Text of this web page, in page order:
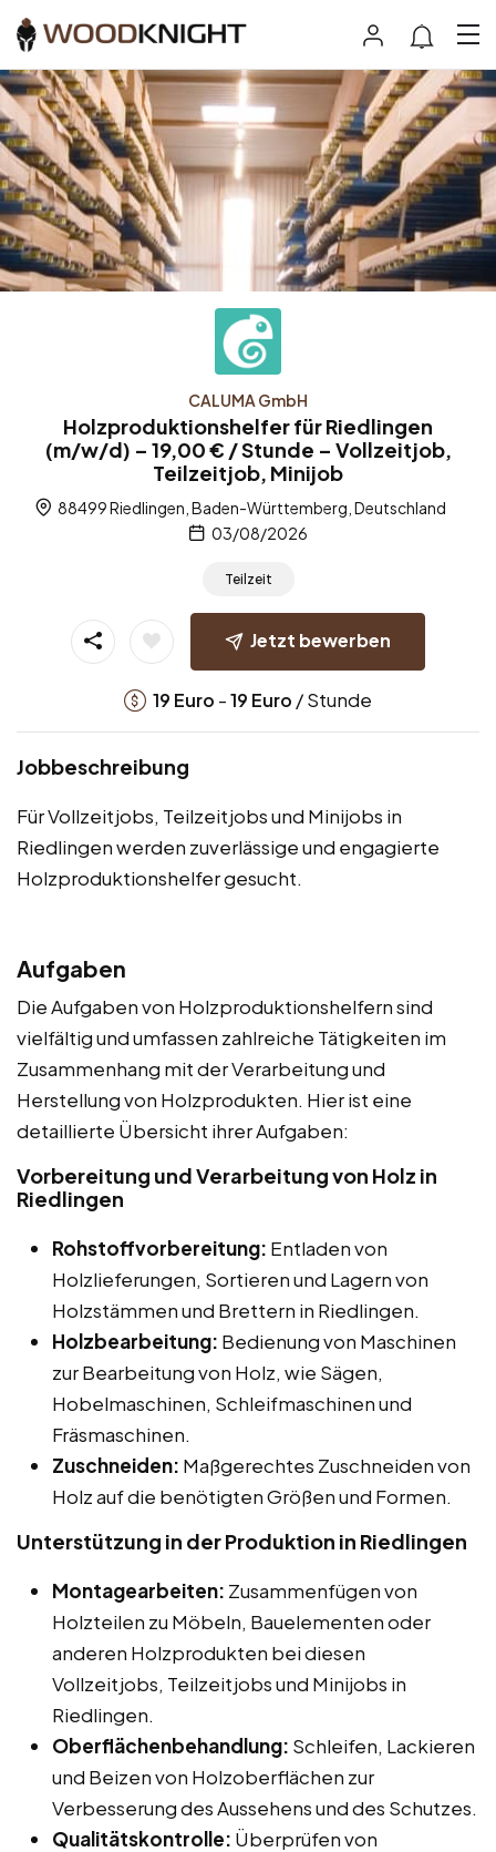
CALUMA GmbH
Holzproduktionshelfer für Riedlingen
(m/w/d) – 19,00 € / Stunde – Vollzeitjob,
Teilzeitjob, Minijob
88499 Riedlingen, Baden-Württemberg, Deutschland
03/08/2026
Teilzeit
Jetzt bewerben
19 Euro -19 Euro / Stunde
Jobbeschreibung
Für Vollzeitjobs, Teilzeitjobs und Minijobs in
Riedlingen werden zuverlässige und engagierte
Holzproduktionshelfer gesucht.
Aufgaben
Die Aufgaben von Holzproduktionshelfern sind
vielfältig und umfassen zahlreiche Tätigkeiten im
Zusammenhang mit der Verarbeitung und
Herstellung von Holzprodukten. Hier ist eine
detaillierte Übersicht ihrer Aufgaben:
Vorbereitung und Verarbeitung von Holz in
Riedlingen
Rohstoffvorbereitung: Entladen von
Holzlieferungen, Sortieren und Lagern von
Holzstämmen und Brettern in Riedlingen.
Holzbearbeitung: Bedienung von Maschinen
zur Bearbeitung von Holz, wie Sägen,
Hobelmaschinen, Schleifmaschinen und
Fräsmaschinen.
Zuschneiden: Maßgerechtes Zuschneiden von
Holz auf die benötigten Größen und Formen.
Unterstützung in der Produktion in Riedlingen
Montagearbeiten: Zusammenfügen von
Holzteilen zu Möbeln, Bauelementen oder
anderen Holzprodukten bei diesen
Vollzeitjobs, Teilzeitjobs und Minijobs in
Riedlingen.
Oberflächenbehandlung: Schleifen, Lackieren
und Beizen von Holzoberflächen zur
Verbesserung des Aussehens und des Schutzes.
Qualitätskontrolle: Überprüfen von